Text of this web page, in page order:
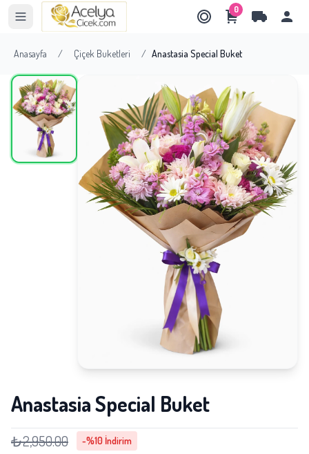
0
Anasayfa / Çiçek Buketleri / Anastasia Special Buket
Anastasia Special Buket
₺2,950.00 -%10 İndirim